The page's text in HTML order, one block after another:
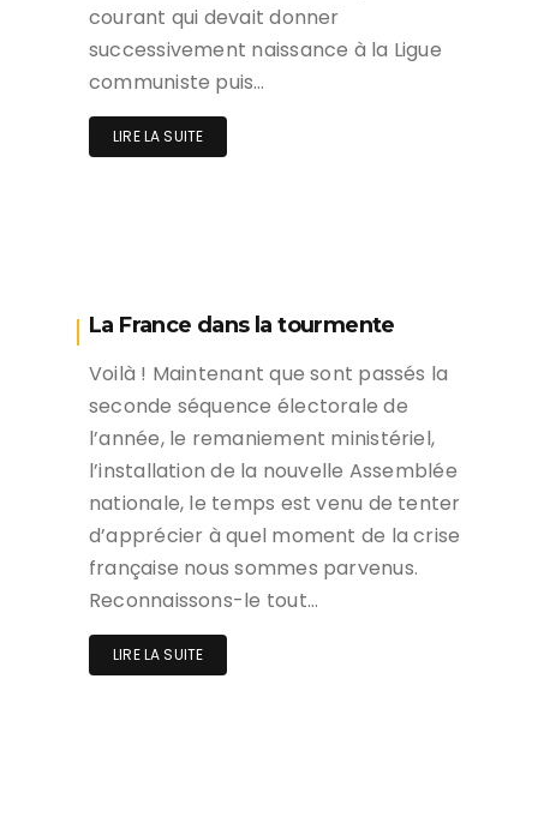
courant qui devait donner
successivement naissance à la Ligue
communiste puis…
LIRE LA SUITE
La France dans la tourmente
Voilà ! Maintenant que sont passés la
seconde séquence électorale de
l’année, le remaniement ministériel,
l’installation de la nouvelle Assemblée
nationale, le temps est venu de tenter
d’apprécier à quel moment de la crise
française nous sommes parvenus.
Reconnaissons-le tout…
LIRE LA SUITE